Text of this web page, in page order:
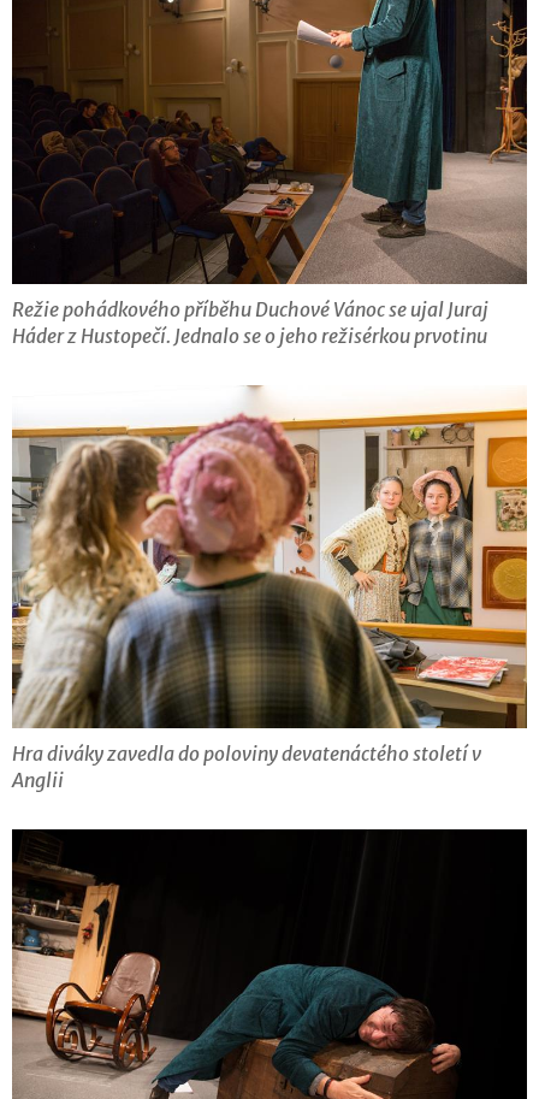
Režie pohádkového příběhu Duchové Vánoc se ujal Juraj
Háder z Hustopečí. Jednalo se o jeho režisérkou prvotinu
Hra diváky zavedla do poloviny devatenáctého století v
Anglii